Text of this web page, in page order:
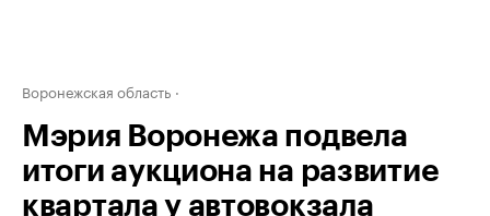
Воронежская область
Мэрия Воронежа подвела
итоги аукциона на развитие
квартала у автовокзала